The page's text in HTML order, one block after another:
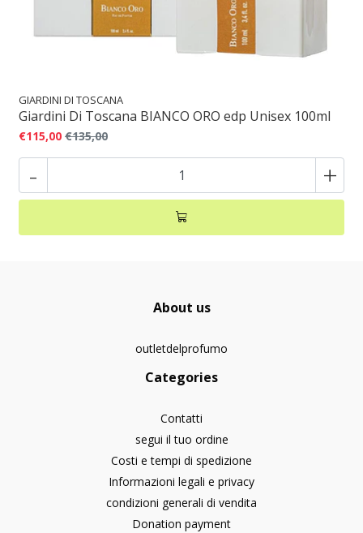
GIARDINI DI TOSCANA
Giardini Di Toscana BIANCO ORO edp Unisex 100ml
€115,00 €135,00
- +
About us
outletdelprofumo
Categories
Contatti
segui il tuo ordine
Costi e tempi di spedizione
Informazioni legali e privacy
condizioni generali di vendita
Donation payment